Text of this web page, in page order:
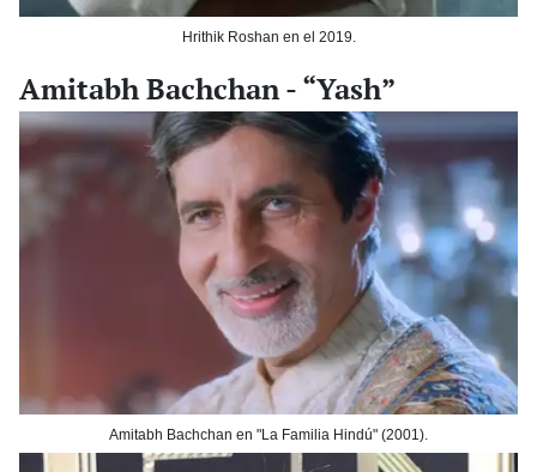
Hrithik Roshan en el 2019.
Amitabh Bachchan - “Yash”
Amitabh Bachchan en "La Familia Hindú" (2001).